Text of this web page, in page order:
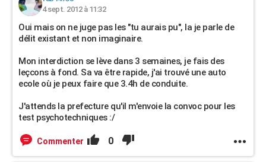
4 sept. 2012 à 11:32
Oui mais on ne juge pas les "tu aurais pu", la je parle de
délit existant et non imaginaire.
Mon interdiction se lève dans 3 semaines, je fais des
leçcons à fond. Sa va être rapide, j'ai trouvé une auto
ecole où je peux faire que 3.4h de conduite.
J'attends la prefecture qu'il m'envoie la convoc pour les
test psychotechniques :/
Commenter 0